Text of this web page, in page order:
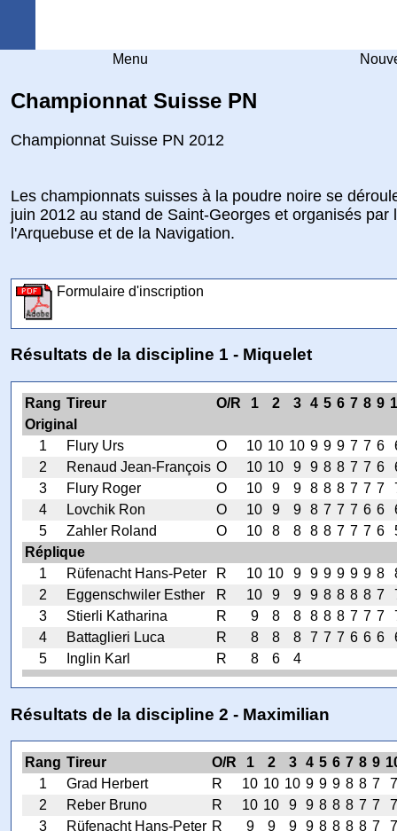
Menu
Championnat Suisse PN
Championnat Suisse PN 2012
Les championnats suisses à la poudre noire se
juin 2012 au stand de Saint-Georges et organisés par
l'Arquebuse et de la Navigation.
Formulaire d'inscription
Résultats de la discipline 1 - Miquelet
Rang Tireur O/R 1 2 3 4 5 6 7 8 9
Original
1
Flury Urs O 10 10 10 9 9 9 7 7 6
2
Renaud Jean-François O 10 10 9 9 8 8 7 7 6
3
Flury Roger O 10 9 9 8 8 8 7 7 7
4
Lovchik Ron O 10 9 9 8 7 7 7 6 6
5
Zahler Roland O 10 8 8 8 8 7 7 7 6
Réplique
1
Rüfenacht Hans-Peter R 10 10 9 9 9 9 9 9 8
2
Eggenschwiler Esther R 10 9 9 9 8 8 8 8 7
3
Stierli Katharina R 9 8 8 8 8 8 7 7 7
4
Battaglieri Luca R 8 8 8 7 7 7 6 6 6
5
Inglin Karl R 8 6 4
Résultats de la discipline 2 - Maximilian
Rang Tireur O/R 1 2 3 4 5 6 7 8 9
1
Grad Herbert R 10 10 10 9 9 9 8 8 7
7
2
Reber Bruno R 10 10 9 9 8 8 8 7 7
7
3
Rüfenacht Hans-Peter R 9 9 9 9 8 8 8 8 7
7